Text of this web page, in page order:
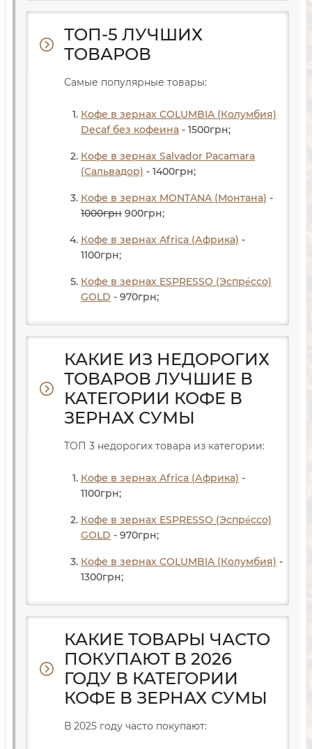
ТОП-5 ЛУЧШИХ
ТОВАРОВ
Самые популярные товары:
Кофе в зернах COLUMBIA (Колумбия)
Decaf без кофеина - 1500грн;
Кофе в зернах Salvador Pacamara
(Сальвадор) - 1400грн;
Кофе в зернах MONTANA (Монтана) -
1000грн 900грн;
Кофе в зернах Africa (Африка) -
1100грн;
Кофе в зернах ESPRESSO (Эспре́ссо)
GOLD - 970грн;
КАКИЕ ИЗ НЕДОРОГИХ
ТОВАРОВ ЛУЧШИЕ В
КАТЕГОРИИ КОФЕ В
ЗЕРНАХ СУМЫ
ТОП 3 недорогих товара из категории:
Кофе в зернах Africa (Африка) -
1100грн;
Кофе в зернах ESPRESSO (Эспре́ссо)
GOLD - 970грн;
Кофе в зернах COLUMBIA (Колумбия) -
1300грн;
КАКИЕ ТОВАРЫ ЧАСТО
ПОКУПАЮТ В 2026
ГОДУ В КАТЕГОРИИ
КОФЕ В ЗЕРНАХ СУМЫ
В 2025 году часто покупают: